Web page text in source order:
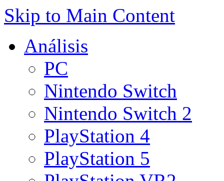
Skip to Main Content
Análisis
PC
Nintendo Switch
Nintendo Switch 2
PlayStation 4
PlayStation 5